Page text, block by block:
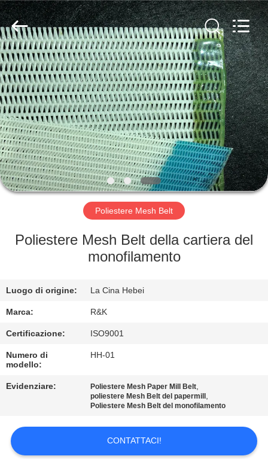
CASA
PRODOTTI
CIRCA
NOI
GIRO
FABBRICA
DI
QUALITÀ
CONTATTICI
NOTIZIE
RICHIEDA
2026
Hebei
Reking
Wire
Mesh
Co.,Ltd.
All
Rights
Reserved.
Poliestere Mesh Belt
Poliestere Mesh Belt della cartiera del
monofilamento
Luogo di origine: La Cina Hebei
Marca: R&K
Certificazione: ISO9001
Numero di
modello:
HH-01
Evidenziare: Poliestere Mesh Paper Mill Belt,
poliestere Mesh Belt del papermill ,
Poliestere Mesh Belt del monofilamento
CONTATTACI!